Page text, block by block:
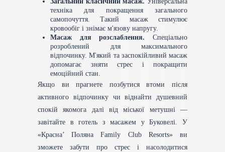
техніка для покращення загального
самопочуття. Такий масаж стимулює
кровообіг і знімає м'язову напругу.
Масаж для розслаблення. Спеціально
розроблений для максимального
відпочинку. М'який та заспокійливий масаж
допомагає зняти стрес і покращити
емоційний стан.
Якщо ви прагнете позбутися втоми після
активного відпочинку чи віднайти душевний
спокій якомога далі від міської метушні —
завітайте в готель з масажем у Буковелі. У
«Красна’ Поляна Family Club Resorts» ви
зможете забути про стрес і насолодитися